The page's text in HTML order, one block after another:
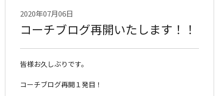
2020年07月06日
コーチブログ再開いたします！！
皆様お久しぶりです。
コーチブログ再開１発目！